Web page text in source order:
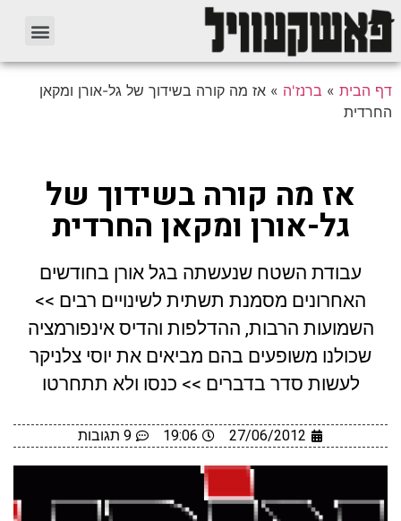
דף הבית » ברנז'ה » אז מה קורה בשידוך של גל-אורן ומקאן
החרדית
אז מה קורה בשידוך של
גל-אורן ומקאן החרדית
עבודת השטח שנעשתה בגל אורן בחודשים
האחרונים מסמנת תשתית לשינויים רבים >>
השמועות הרבות, ההדלפות והדיס אינפורמציה
שכולנו משופעים בהם מביאים את יוסי צלניקר
לעשות סדר בדברים >> כנסו ולא תתחרטו
27/06/2012
19:06 9 תגובות